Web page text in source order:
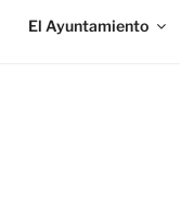
El Ayuntamiento